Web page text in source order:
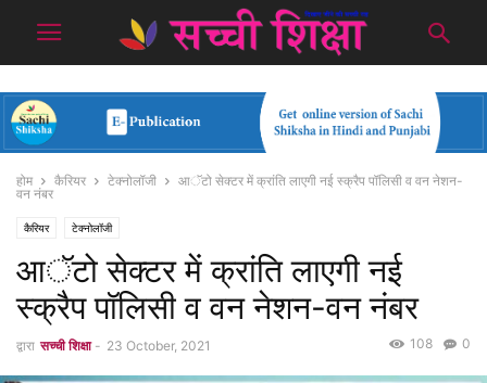
होम कैरियर टेक्नोलॉजी
आॅटो सेक्टर में क्रांति लाएगी नई स्क्रैप पॉलिसी व वन नेशन-
वन नंबर
कैरियर टेक्नोलॉजी
आॅटो सेक्टर में क्रांति लाएगी नई
स्क्रैप पॉलिसी व वन नेशन-वन नंबर
द्वारा सच्ची शिक्षा - 23 October, 2021 0
108